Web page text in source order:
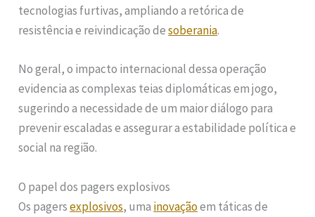
tecnologias furtivas, ampliando a retórica de
resistência e reivindicação desoberania.
No geral, o impacto internacional dessa operação
evidencia as complexas teias diplomáticas em jogo,
sugerindo a necessidade de um maior diálogo para
prevenir escaladas e assegurar a estabilidade política e
social na região.
O papel dos pagers explosivos
Os pagersexplosivos, uma inovaçãoem táticas de